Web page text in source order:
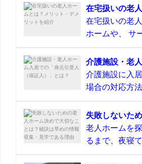
在宅扱いの老
在宅扱いの老
ホームや、 サ
介護施設・老
介護施設に入
場合の対応方
失敗しないた
老人ホームを
るまで、夜寝